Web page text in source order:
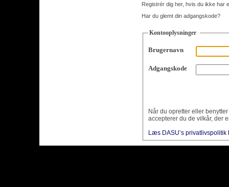
Registrér dig her, hvis du ikke har
Har du glemt din adgangskode?
Kontooplysninger
Brugernavn
Adgangskode
Når du opretter eller
accepterer du de vilkår, der
Læs DASU’s privatlivspolitik